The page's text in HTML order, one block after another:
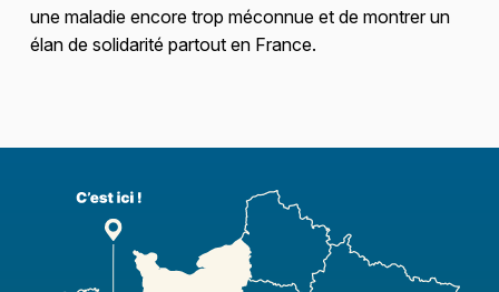
une maladie encore trop méconnue et de montrer un
élan de solidarité partout en France.